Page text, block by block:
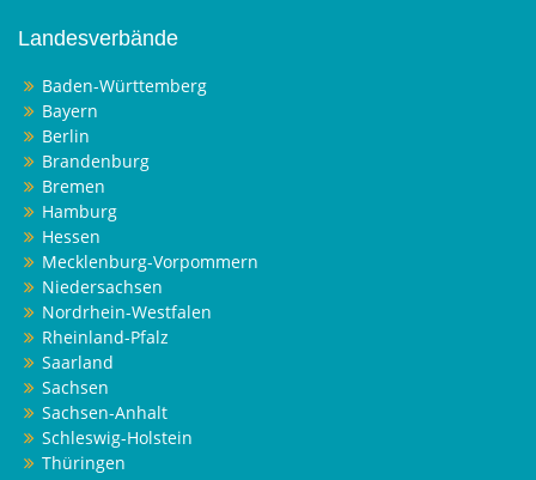
Landesverbände
Baden-Württemberg
Bayern
Berlin
Brandenburg
Bremen
Hamburg
Hessen
Mecklenburg-Vorpommern
Niedersachsen
Nordrhein-Westfalen
Rheinland-Pfalz
Saarland
Sachsen
Sachsen-Anhalt
Schleswig-Holstein
Thüringen